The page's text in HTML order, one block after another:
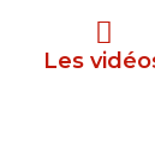
Les